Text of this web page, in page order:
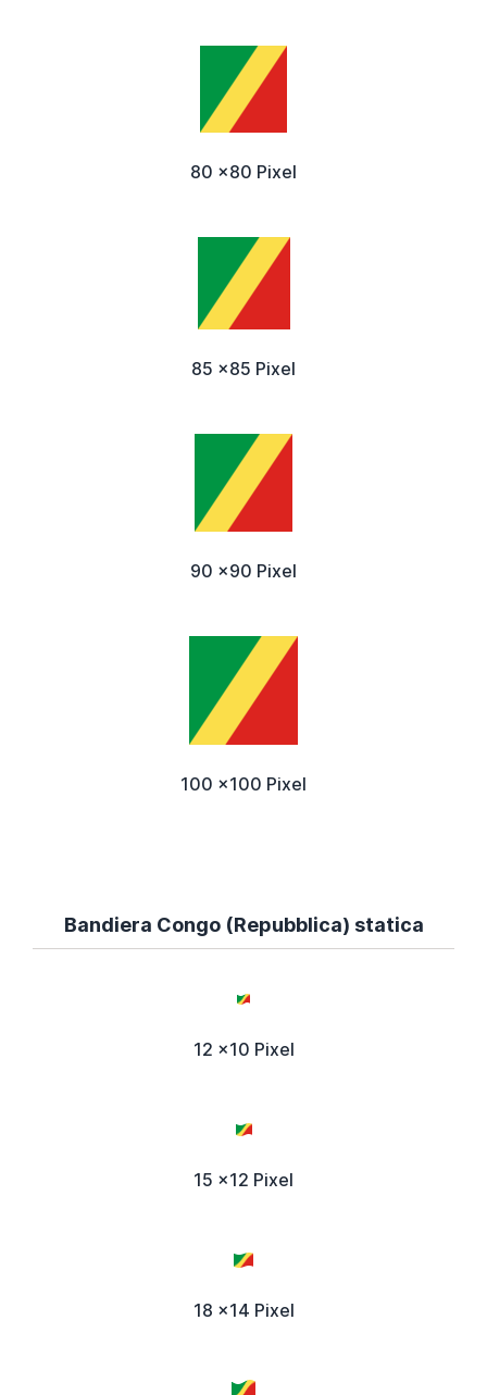
80 x80 Pixel
85 x85 Pixel
90 x90 Pixel
100 x100 Pixel
Bandiera Congo (Repubblica) statica
12 x10 Pixel
15 x12 Pixel
18 x14 Pixel